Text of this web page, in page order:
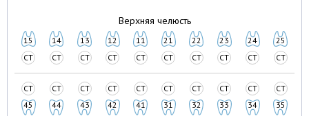
Верхняя челюсть
15
СТ
14
СТ
13
СТ
12
СТ
11
СТ
21
СТ
22
СТ
23
СТ
24
СТ
25
СТ
45
СТ
44
СТ
43
СТ
42
СТ
41
СТ
31
СТ
32
СТ
33
СТ
34
СТ
35
СТ